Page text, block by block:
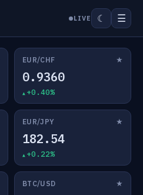
LIVE ☾ ☰
EUR/CHF ★
0.9360
+0.40%
EUR/JPY ★
182.54
+0.22%
BTC/USD ★